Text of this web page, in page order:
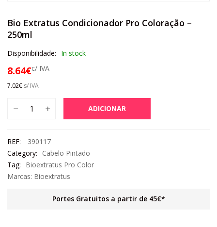
Bio Extratus Condicionador Pro Coloração –
250ml
Disponibilidade: In stock
8.64€c/ IVA
7.02€ s/ IVA
ADICIONAR
REF:
390117
Category:
Cabelo Pintado
Tag:
Bioextratus Pro Color
Marcas: Bioextratus
Portes Gratuitos a partir de 45€*